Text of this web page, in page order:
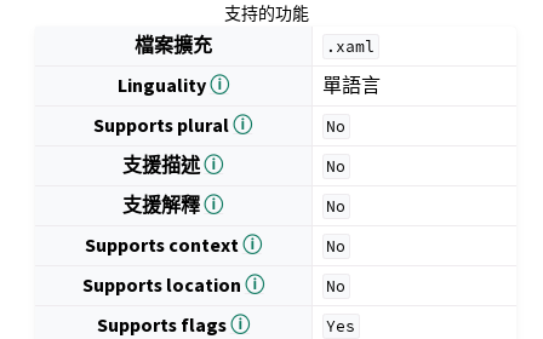
支持的功能
檔案擴充 .xaml
Lingualityⓘ
單語言
Supports pluralⓘ No
支援描述ⓘ No
支援解釋ⓘ No
Supports contextⓘ No
Supports locationⓘ No
Supports flagsⓘ Yes